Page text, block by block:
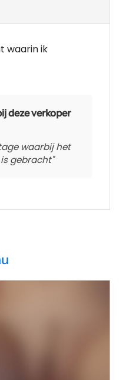
waarin ik
deze verkoper
waarbij het
gebracht"